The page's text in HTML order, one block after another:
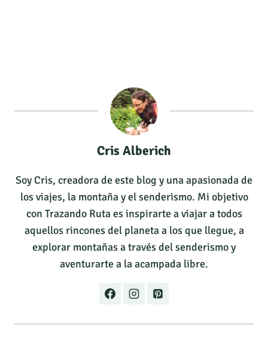
Cris Alberich
Soy Cris, creadora de este blog y una apasionada de
los viajes, la montaña y el senderismo. Mi objetivo
con Trazando Ruta es inspirarte a viajar a todos
aquellos rincones del planeta a los que llegue, a
explorar montañas a través del senderismo y
aventurarte a la acampada libre.